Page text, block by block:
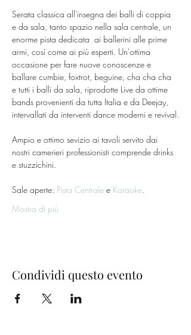
Serata classica all'insegna dei balli di coppia
e da sala, tanto spazio nella sala centrale, un
enorme pista dedicata  ai ballerini alle prime
armi, così come ai più esperti. Un'ottima
occasione per fare nuove conoscenze e
ballare cumbie, foxtrot, beguine, cha cha cha
e tutti i balli da sala, riprodotte Live da ottime
bands provenienti da tutta Italia e da Deejay,
intervallati da interventi dance moderni e revival.
Ampio e ottimo sevizio ai tavoli servito dai
nostri camerieri professionisti comprende drinks
e stuzzichini.
Sale aperte: Pista Centrale e Karaoke.
Mostra di più
Condividi questo evento